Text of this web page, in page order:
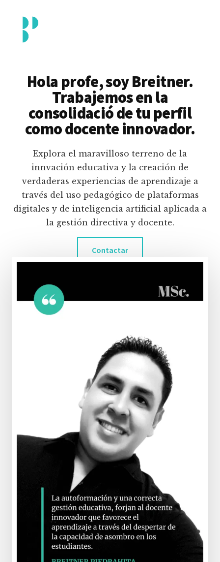
contenido
principal
menu
Piedrahita
docente
pedagógico
educativas
digitales
inteligencia
artificial.
Hola profe, soy Breitner.
Trabajemos en la
consolidació de tu perfil
como docente innovador.
Explora el maravilloso terreno de la
innvación educativa y la creación de
verdaderas experiencias de aprendizaje a
través del uso pedagógico de plataformas
digitales y de inteligencia artificial aplicada a
la gestión directiva y docente.
Contactar